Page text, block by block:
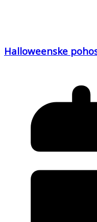
Halloweenske